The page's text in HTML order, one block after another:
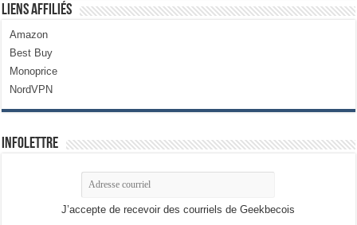
Liens Affiliés
Amazon
Best Buy
Monoprice
NordVPN
Infolettre
J’accepte de recevoir des courriels de Geekbecois